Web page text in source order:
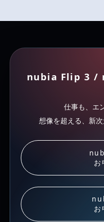
nubia Flip 3 /
仕事も、エ
想像を超える、新次
お
お